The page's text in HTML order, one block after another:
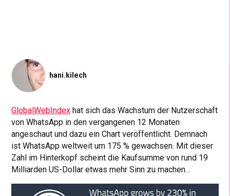
hani.kilech
GlobalWebIndex hat sich das Wachstum der Nutzerschaft
von WhatsApp in den vergangenen 12 Monaten
angeschaut und dazu ein Chart veröffentlicht. Demnach
ist WhatsApp weltweit um 175 % gewachsen. Mit dieser
Zahl im Hinterkopf scheint die Kaufsumme von rund 19
Milliarden US-Dollar etwas mehr Sinn zu machen…